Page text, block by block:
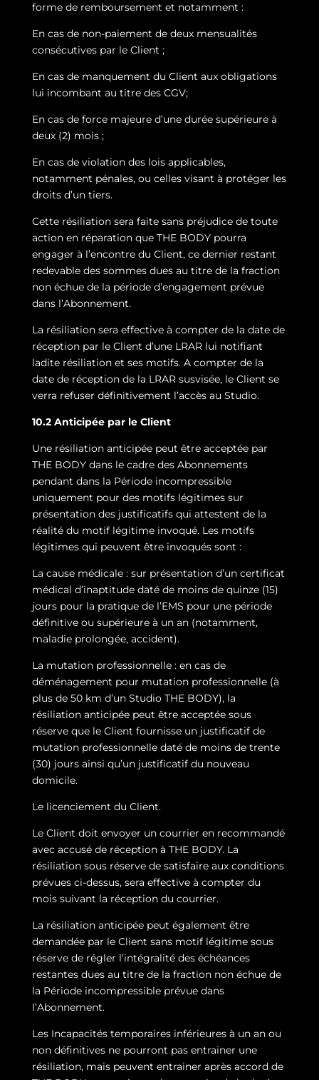
forme de remboursement et notamment :
En cas de non-paiement de deux mensualités
consécutives par le Client ;
En cas de manquement du Client aux obligations
lui incombant au titre des CGV;
En cas de force majeure d’une durée supérieure à
deux (2) mois ;
En cas de violation des lois applicables,
notamment pénales, ou celles visant à protéger les
droits d’un tiers.
Cette résiliation sera faite sans préjudice de toute
action en réparation que THE BODY pourra
engager à l’encontre du Client, ce dernier restant
redevable des sommes dues au titre de la fraction
non échue de la période d’engagement prévue
dans l’Abonnement.
La résiliation sera effective à compter de la date de
réception par le Client d’une LRAR lui notifiant
ladite résiliation et ses motifs. A compter de la
date de réception de la LRAR susvisée, le Client se
verra refuser définitivement l’accès au Studio.
10.2 Anticipée par le Client
Une résiliation anticipée peut être acceptée par
THE BODY dans le cadre des Abonnements
pendant dans la Période incompressible
uniquement pour des motifs légitimes sur
présentation des justificatifs qui attestent de la
réalité du motif légitime invoqué. Les motifs
légitimes qui peuvent être invoqués sont :
La cause médicale : sur présentation d’un certificat
médical d’inaptitude daté de moins de quinze (15)
jours pour la pratique de l’EMS pour une période
définitive ou supérieure à un an (notamment,
maladie prolongée, accident).
La mutation professionnelle : en cas de
déménagement pour mutation professionnelle (à
plus de 50 km d’un Studio THE BODY), la
résiliation anticipée peut être acceptée sous
réserve que le Client fournisse un justificatif de
mutation professionnelle daté de moins de trente
(30) jours ainsi qu’un justificatif du nouveau
domicile.
Le licenciement du Client.
Le Client doit envoyer un courrier en recommandé
avec accusé de réception à THE BODY. La
résiliation sous réserve de satisfaire aux conditions
prévues ci-dessus, sera effective à compter du
mois suivant la réception du courrier.
La résiliation anticipée peut également être
demandée par le Client sans motif légitime sous
réserve de régler l’intégralité des échéances
restantes dues au titre de la fraction non échue de
la Période incompressible prévue dans
l’Abonnement.
Les Incapacités temporaires inférieures à un an ou
non définitives ne pourront pas entrainer une
résiliation, mais peuvent entrainer après accord de